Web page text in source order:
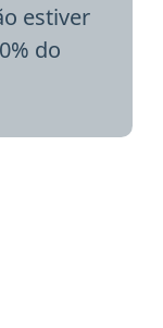
estiver
do